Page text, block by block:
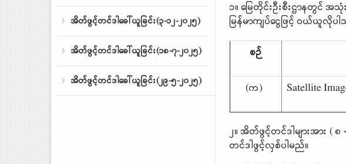
အိတ်ဖွင့်တင်ဒါခေါ်ယူခြင်း(၃-၁၂-၂၀၂၅)
အိတ်ဖွင့်တင်ဒါခေါ်ယူခြင်း(၁၈-၇-၂၀၂၅)
အိတ်ဖွင့်တင်ဒါခေါ်ယူခြင်း(၂၉-၅-၂၀၂၅)
၁။ မြေတိုင်းဦးစီးဌာနတွင် အ
မြန်မာကျပ်ငွေဖြင့် ဝယ်ယူလိုပ
စဉ်
(က) Satellite
၂။ အိတ်ဖွင့်တင်ဒါများအား ( ၈
တင်ဒါဖွင့်လှစ်ပါမည်။